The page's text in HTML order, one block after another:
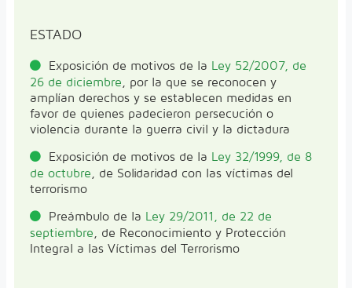
ESTADO
Exposición de motivos de la Ley 52/2007, de
26 de diciembre , por la que se reconocen y
amplían derechos y se establecen medidas en
favor de quienes padecieron persecución o
violencia durante la guerra civil y la dictadura
Exposición de motivos de la Ley 32/1999, de 8
de octubre , de Solidaridad con las víctimas del
terrorismo
Preámbulo de la Ley 29/2011, de 22 de
septiembre , de Reconocimiento y Protección
Integral a las Víctimas del Terrorismo